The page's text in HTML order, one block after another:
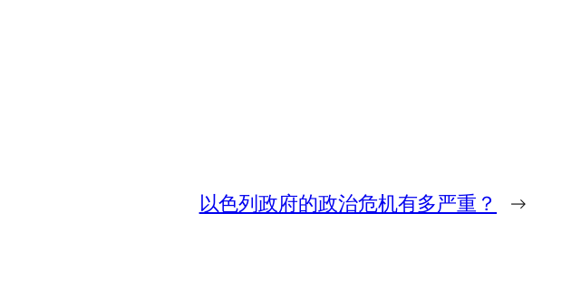
以色列政府的政治危机有多严重？ →